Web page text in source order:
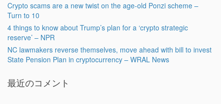
Crypto scams are a new twist on the age-old Ponzi scheme –
Turn to 10
4 things to know about Trump’s plan for a ‘crypto strategic
reserve’ – NPR
NC lawmakers reverse themselves, move ahead with bill to invest
State Pension Plan in cryptocurrency – WRAL News
最近のコメント